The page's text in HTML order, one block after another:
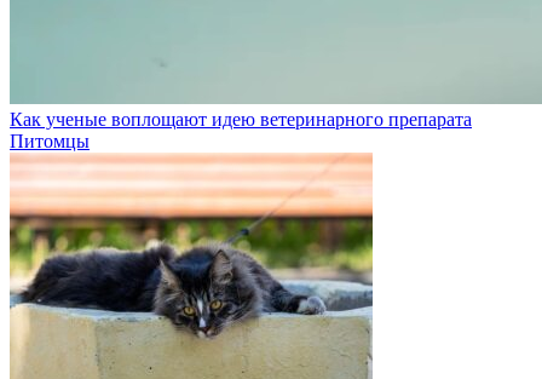
Как ученые воплощают идею ветеринарного препарата
Питомцы